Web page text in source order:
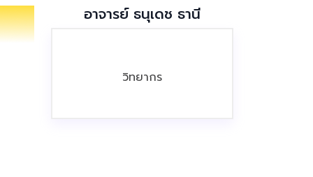
อาจารย์ ธนุเดช ธานี
วิทยากร